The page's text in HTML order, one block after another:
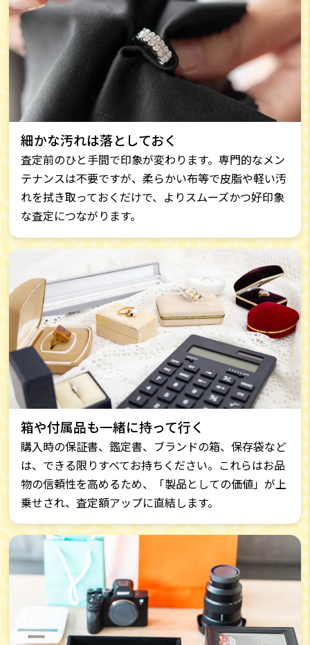
細かな汚れは落としておく
査定前のひと手間で印象が変わります。専門的なメン
テナンスは不要ですが、柔らかい布等で皮脂や軽い汚
れを拭き取っておくだけで、よりスムーズかつ好印象
な査定につながります。
箱や付属品も一緒に持って行く
購入時の保証書、鑑定書、ブランドの箱、保存袋など
は、できる限りすべてお持ちください。これらはお品
物の信頼性を高めるため、「製品としての価値」が上
乗せされ、査定額アップに直結します。